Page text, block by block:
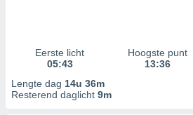
Eerste licht
05:43
Hoogste punt
13:36
Lengte dag 14u 36m
Resterend daglicht 9m